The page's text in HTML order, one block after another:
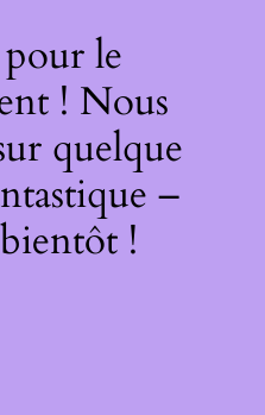
le
! Nous
quelque
–
!